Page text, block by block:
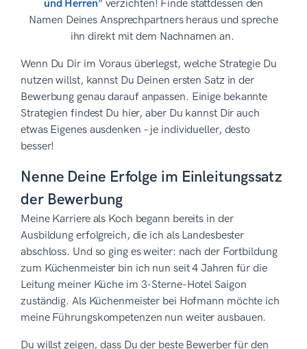
und Herren” verzichten! Finde stattdessen den
Namen Deines Ansprechpartners heraus und spreche
ihn direkt mit dem Nachnamen an.
Wenn Du Dir im Voraus überlegst, welche Strategie Du
nutzen willst, kannst Du Deinen ersten Satz in der
Bewerbung genau darauf anpassen. Einige bekannte
Strategien findest Du hier, aber Du kannst Dir auch
etwas Eigenes ausdenken – je individueller, desto
besser!
Nenne Deine Erfolge im Einleitungssatz
der Bewerbung
Meine Karriere als Koch begann bereits in der
Ausbildung erfolgreich, die ich als Landesbester
abschloss. Und so ging es weiter: nach der Fortbildung
zum Küchenmeister bin ich nun seit 4 Jahren für die
Leitung meiner Küche im 3-Sterne-Hotel Saigon
zuständig. Als Küchenmeister bei Hofmann möchte ich
meine Führungskompetenzen nun weiter ausbauen.
Du willst zeigen, dass Du der beste Bewerber für den